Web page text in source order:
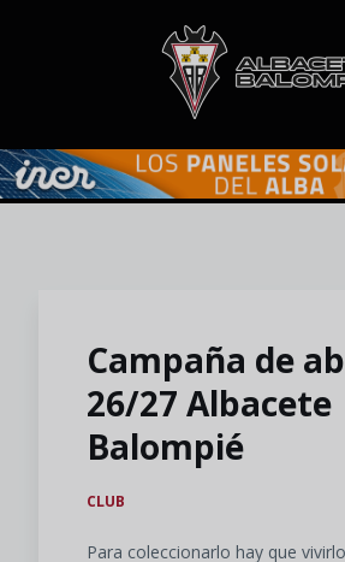
Skip to main content
Campaña de
26/27 Albacete
Balompié
CLUB
Para coleccionarlo hay que